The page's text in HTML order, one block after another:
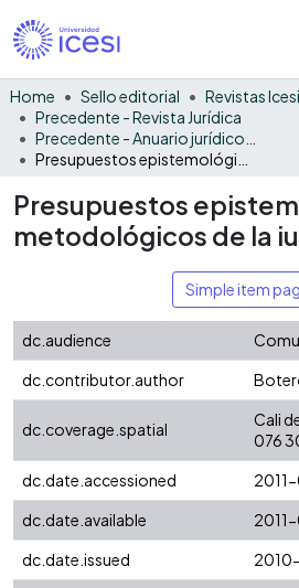
Home Sello editorial
Revistas Icesi
Precedente - Revista Jurídica
Presupuestos
metodológicos de la
Simple item
dc.audience
dc.contributor.author
dc.coverage.spatial
Cali
076
dc.date.accessioned
dc.date.available
dc.date.issued